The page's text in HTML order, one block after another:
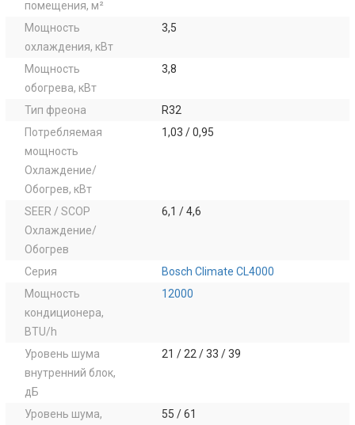
помещения, м²
Мощность
охлаждения, кВт
3,5
Мощность
обогрева, кВт
3,8
Тип фреона
R32
Потребляемая
мощность
Охлаждение/
Обогрев, кВт
1,03 / 0,95
SEER / SCOP
Охлаждение/
Обогрев
6,1 / 4,6
Серия
Bosch Climate CL4000
Мощность
кондиционера,
BTU/h
12000
Уровень шума
внутренний блок,
дБ
21 / 22 / 33 / 39
Уровень шума,
55 / 61